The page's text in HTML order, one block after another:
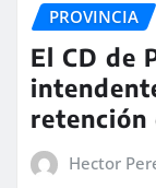
PROVINCIA
El CD de
retención
Hector